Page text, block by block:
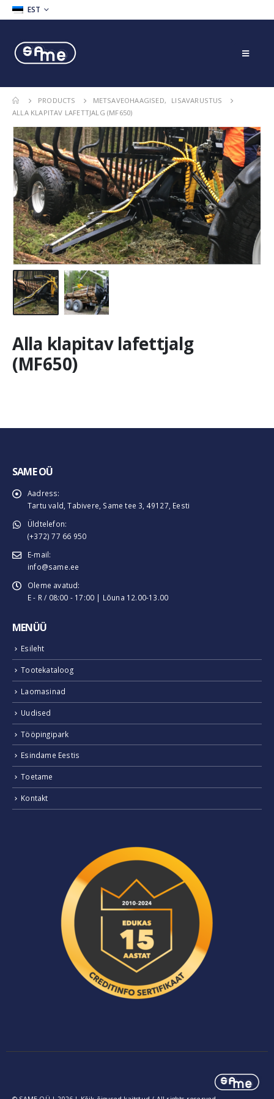
EST
PRODUCTS METSAVEOHAAGISED,
LISAVARUSTUS
ALLA KLAPITAV LAFETTJALG (MF650)
Alla klapitav lafettjalg
(MF650)
SAME OÜ
Aadress:
Tartu vald, Tabivere, Same tee 3, 49127, Eesti
Üldtelefon:
(+372) 77 66 950
E-mail:
info@same.ee
Oleme avatud:
E - R / 08:00 - 17:00 | Lõuna 12.00-13.00
MENÜÜ
Esileht
Tootekataloog
Laomasinad
Uudised
Tööpingipark
Esindame Eestis
Toetame
Kontakt